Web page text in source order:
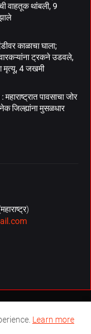
वाहतूक थांबली, 9
काळाचा घाला;
ट्रकने उडवले,
मृत्यू, 4 जखमी
पावसाचा जोर
जिल्ह्यांना मुसळधार
India Policy
Learn more